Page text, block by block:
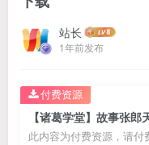
站长
1年前发布
此内容为付费资源，请付
付费资源